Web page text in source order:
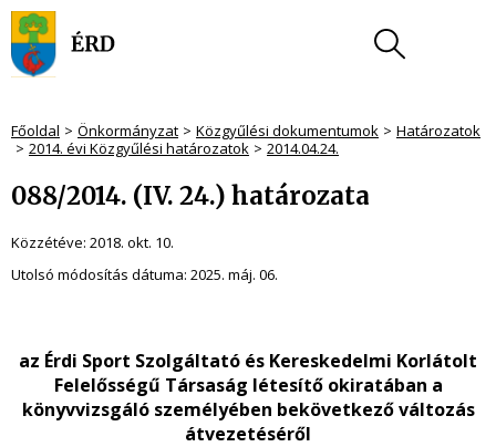
Főoldal Önkormányzat Közgyűlési dokumentumok
Határozatok
2014. évi Közgyűlési határozatok
2014.04.24.
088/2014. (IV. 24.) határozata
Közzétéve: 2018. okt. 10.
Utolsó módosítás dátuma: 2025. máj. 06.
az Érdi Sport Szolgáltató és Kereskedelmi Korlátolt
Felelősségű Társaság létesítő okiratában a
könyvvizsgáló személyében bekövetkező változás
átvezetéséről